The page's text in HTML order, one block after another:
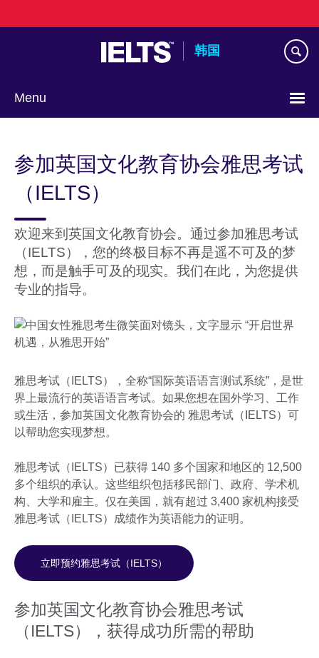
to
韩国
Menu
参加英国文化教育协会雅思考试
（IELTS）
欢迎来到英国文化教育协会。通过参加雅思考试
（IELTS），您的终极目标不再是遥不可及的梦
想，而是触手可及的现实。我们在此，为您提供
专业的指导。
雅思考试（IELTS），全称“国际英语语言测试系统”，是世
界上最流行的英语语言考试。如果您想在国外学习、工作
或生活，参加英国文化教育协会的 雅思考试（IELTS）可
以帮助您实现梦想。
雅思考试（IELTS）已获得 140 多个国家和地区的 12,500
多个组织的承认。这些组织包括移民部门、政府、学术机
构、大学和雇主。仅在美国，就有超过 3,400 家机构接受
雅思考试（IELTS）成绩作为英语能力的证明。
立即预约雅思考试（IELTS）
参加英国文化教育协会雅思考试
（IELTS），获得成功所需的帮助